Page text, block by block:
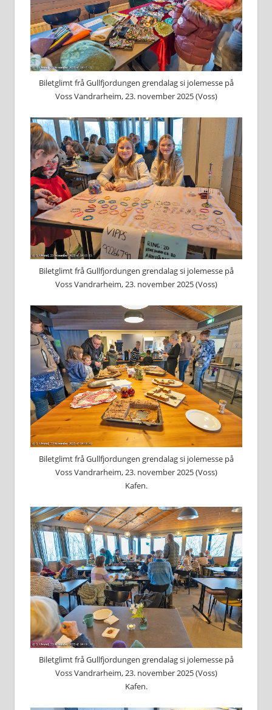
Biletglimt frå Gullfjordungen grendalag si jolemesse på
Voss Vandrarheim, 23. november 2025 (Voss)
Biletglimt frå Gullfjordungen grendalag si jolemesse på
Voss Vandrarheim, 23. november 2025 (Voss)
Biletglimt frå Gullfjordungen grendalag si jolemesse på
Voss Vandrarheim, 23. november 2025 (Voss)
Kafen.
Biletglimt frå Gullfjordungen grendalag si jolemesse på
Voss Vandrarheim, 23. november 2025 (Voss)
Kafen.